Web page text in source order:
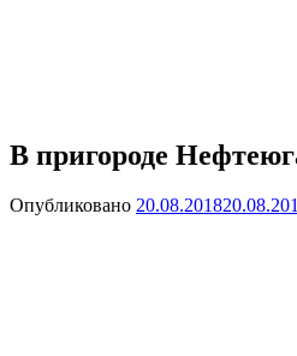
В пригороде
Опубликовано 20.08.2018